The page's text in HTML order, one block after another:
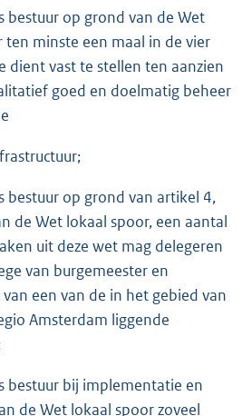
bestuur op grond van de Wet
ten minste een maal in de vier
dient vast te stellen ten aanzien
goed en doelmatig beheer
bestuur op grond van artikel 4,
de Wet lokaal spoor, een aantal
uit deze wet mag delegeren
van burgemeester en
een van de in het gebied van
Amsterdam liggende
bestuur bij implementatie en
de Wet lokaal spoor zoveel